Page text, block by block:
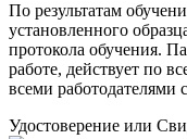
По результатам
установленного
протокола обучения.
работе, действует по
всеми работодателями
Удостоверение или